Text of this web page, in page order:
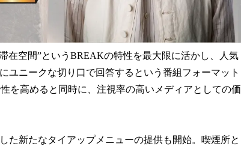
在空間”というBREAKの特性を最大限に活かし、人気
ユニークな切り口で回答するという番組フォーマット
を高めると同時に、注視率の高いメディアとしての価
た新たなタイアップメニューの提供も開始。喫煙所と